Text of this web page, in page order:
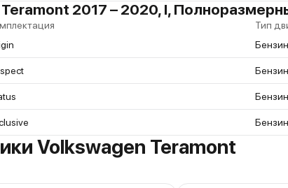
2017 – 2020, I,
Тип
Volkswagen Teramont